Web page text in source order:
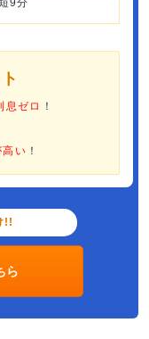
9分
息ゼロ
！
高い ！
!!
ら